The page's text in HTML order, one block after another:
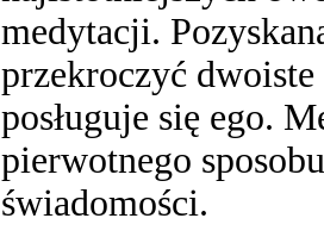
medytacji.
przekroczyć
posługuje się ego.
pierwotnego
świadomości.